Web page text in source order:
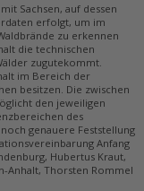
Sachsen, auf dessen
erfolgt, um im
zu erkennen
die technischen
zugutekommt.
im Bereich der
besitzen. Die zwischen
den jeweiligen
des
genauere Feststellung
Anfang
Hubertus Kraut,
Anhalt, Thorsten Rommel